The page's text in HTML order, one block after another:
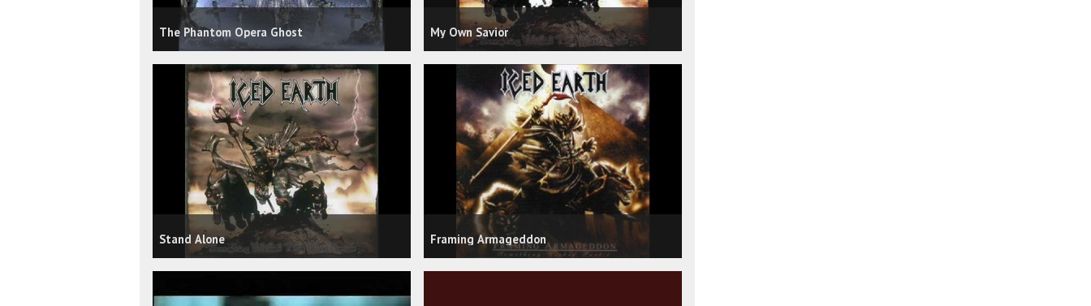
The Phantom Opera Ghost My Own Savior
Stand Alone Framing Armageddon